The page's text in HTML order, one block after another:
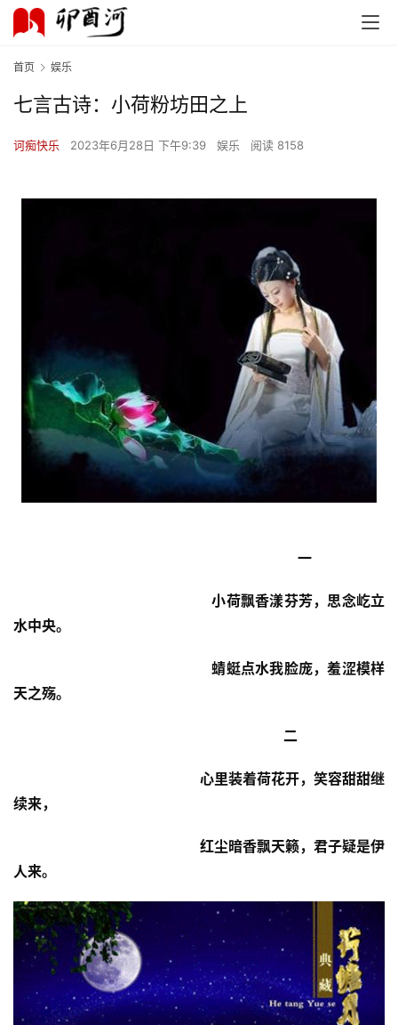
首页 娱乐
七言古诗：小荷粉坊田之上
诃痴快乐 2023年6月28日 下午9:39 娱乐 阅读 8158
一
小荷飘香漾芬芳，思念屹立
水中央。
蜻蜓点水我脸庞，羞涩模样
天之殇。
二
心里装着荷花开，笑容甜甜继
续来，
红尘暗香飘天籁，君子疑是伊
人来。